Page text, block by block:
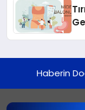
Haberin